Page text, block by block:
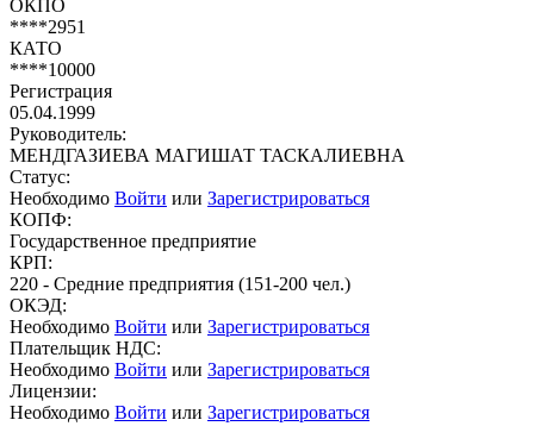
ОКПО
****2951
КАТО
****10000
Регистрация
05.04.1999
Руководитель:
МЕНДГАЗИЕВА МАГИШАТ ТАСКАЛИЕВНА
Статус:
Необходимо Войти или Зарегистрироваться
КОПФ:
Государственное предприятие
КРП:
220 - Средние предприятия (151-200 чел.)
ОКЭД:
Необходимо Войти или Зарегистрироваться
Плательщик НДС:
Необходимо Войти или Зарегистрироваться
Лицензии:
Необходимо Войти или Зарегистрироваться